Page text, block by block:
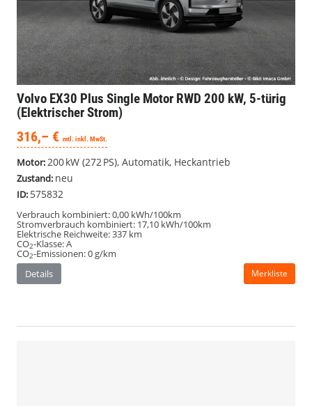
Volvo EX30 Plus Single Motor RWD 200 kW, 5-türig
(Elektrischer Strom)
316,– € mtl. inkl. MwSt.
Motor:200 kW (272 PS), Automatik, Heckantrieb
Zustand: neu
ID: 575832
Verbrauch kombiniert:0,00 kWh/100km
Stromverbrauch kombiniert: 17,10 kWh/100km
Elektrische Reichweite:337 km
CO2-Klasse:A
CO2-Emissionen:0 g/km
Details
Merkliste